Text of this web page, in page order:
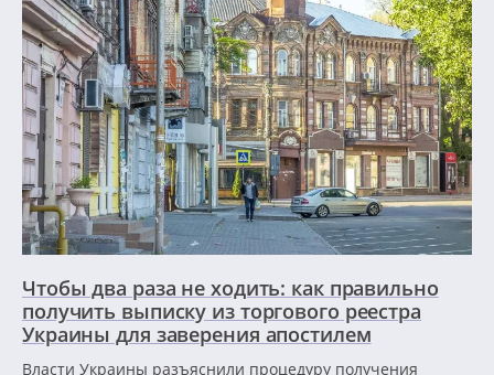
Чтобы два раза не ходить: как правильно
получить выписку из торгового реестра
Украины для заверения апостилем
Власти Украины разъяснили процедуру получения